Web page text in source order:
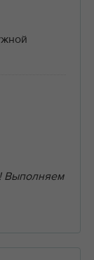
Выполняем